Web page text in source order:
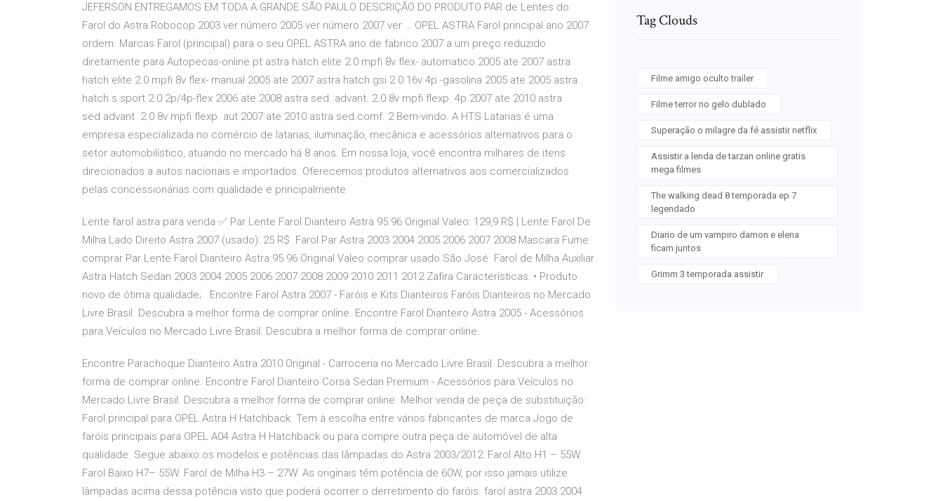
JEFERSON ENTREGAMOS EM TODA A GRANDE SÃO PAULO DESCRIÇÃO DO PRODUTO PAR de Lentes do
Farol do Astra Robocop 2003 ver número 2005 ver número 2007 ver … OPEL ASTRA Farol principal ano 2007
ordem. Marcas Farol (principal) para o seu OPEL ASTRA ano de fabrico 2007 a um preço reduzido
diretamente para Autopecas-online.pt astra hatch elite 2.0 mpfi 8v flex- automatico 2005 ate 2007 astra
hatch elite 2.0 mpfi 8v flex- manual 2005 ate 2007 astra hatch gsi 2.0 16v 4p -gasolina 2005 ate 2005 astra
hatch s.sport 2.0 2p/4p-flex 2006 ate 2008 astra sed. advant. 2.0 8v mpfi flexp. 4p 2007 ate 2010 astra
sed.advant. 2.0 8v mpfi flexp. aut 2007 ate 2010 astra sed.comf. 2 Bem-vindo. A HTS Latarias é uma
empresa especializada no comércio de latarias, iluminação, mecânica e acessórios alternativos para o
setor automobilístico, atuando no mercado há 8 anos. Em nossa loja, você encontra milhares de itens
direcionados a autos nacionais e importados. Oferecemos produtos alternativos aos comercializados
pelas concessionárias com qualidade e principalmente
Lente farol astra para venda ✅ Par Lente Farol Dianteiro Astra 95 96 Original Valeo: 129,9 R$ | Lente Farol De
Milha Lado Direito Astra 2007 (usado): 25 R$ Farol Par Astra 2003 2004 2005 2006 2007 2008 Mascara Fume
comprar Par Lente Farol Dianteiro Astra 95 96 Original Valeo comprar usado São José Farol de Milha Auxiliar
Astra Hatch Sedan 2003 2004 2005 2006 2007 2008 2009 2010 2011 2012 Zafira Características: • Produto
novo de ótima qualidade; Encontre Farol Astra 2007 - Faróis e Kits Dianteiros Faróis Dianteiros no Mercado
Livre Brasil. Descubra a melhor forma de comprar online. Encontre Farol Dianteiro Astra 2005 - Acessórios
para Veículos no Mercado Livre Brasil. Descubra a melhor forma de comprar online.
Encontre Parachoque Dianteiro Astra 2010 Original - Carroceria no Mercado Livre Brasil. Descubra a melhor
forma de comprar online. Encontre Farol Dianteiro Corsa Sedan Premium - Acessórios para Veículos no
Mercado Livre Brasil. Descubra a melhor forma de comprar online. Melhor venda de peça de substituição:
Farol principal para OPEL Astra H Hatchback. Tem à escolha entre vários fabricantes de marca Jogo de
faróis principais para OPEL A04 Astra H Hatchback ou para compre outra peça de automóvel de alta
qualidade. Segue abaixo os modelos e potências das lâmpadas do Astra 2003/2012: Farol Alto H1 – 55W.
Farol Baixo H7– 55W. Farol de Milha H3 – 27W. As originais têm potência de 60W, por isso jamais utilize
lâmpadas acima dessa potência visto que poderá ocorrer o derretimento do faróis. farol astra 2003 2004
Tag Clouds
Filme amigo oculto trailer
Filme terror no gelo dublado
Superação o milagre da fé assistir netflix
Assistir a lenda de tarzan online gratis
mega filmes
The walking dead 8 temporada ep 7
legendado
Diario de um vampiro damon e elena
ficam juntos
Grimm 3 temporada assistir